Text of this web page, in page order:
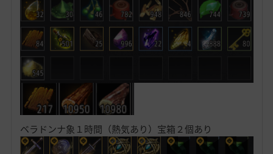
ベラドンナ象１時間（熱気あり）宝箱２個あり